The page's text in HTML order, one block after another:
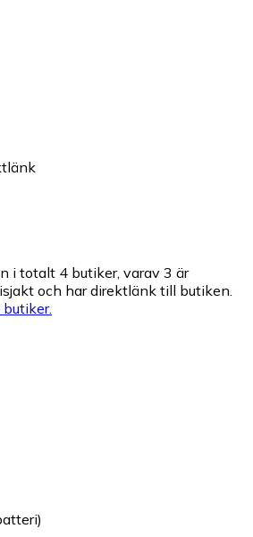
i totalt 4 butiker, varav 3 är
och har direktlänk till butiken.